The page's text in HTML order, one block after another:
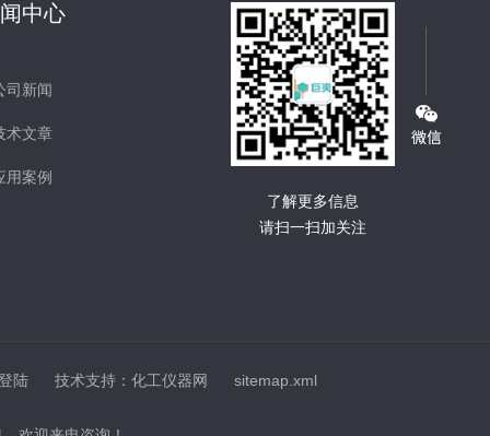
中心
司新闻
术文章
用案例
了解更多信息
请扫一扫加关注
陆 技术支持： 化工仪器网 sitemap.xml